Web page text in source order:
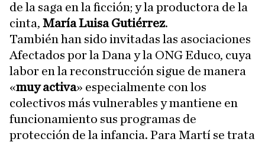
de la saga en la ficción; y la productora de la
cinta, María Luisa Gutiérrez.
También han sido invitadas las asociaciones
Afectados por la Dana y la ONG Educo, cuya
labor en la reconstrucción sigue de manera
«muy activa» especialmente con los
colectivos más vulnerables y mantiene en
funcionamiento sus programas de
protección de la infancia. Para Martí se trata